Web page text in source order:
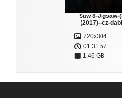
Saw 8-Jigsaw-
(2017)--cz-
720x304
01:31:57
1.46 GB